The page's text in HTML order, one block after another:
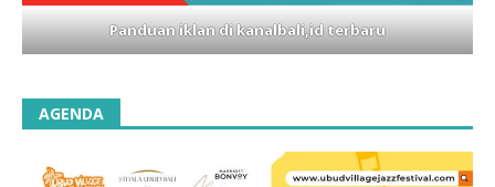
Panduan iklan di kanalbali,id terbaru
AGENDA